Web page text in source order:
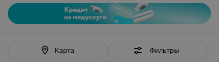
Карта Фильтры